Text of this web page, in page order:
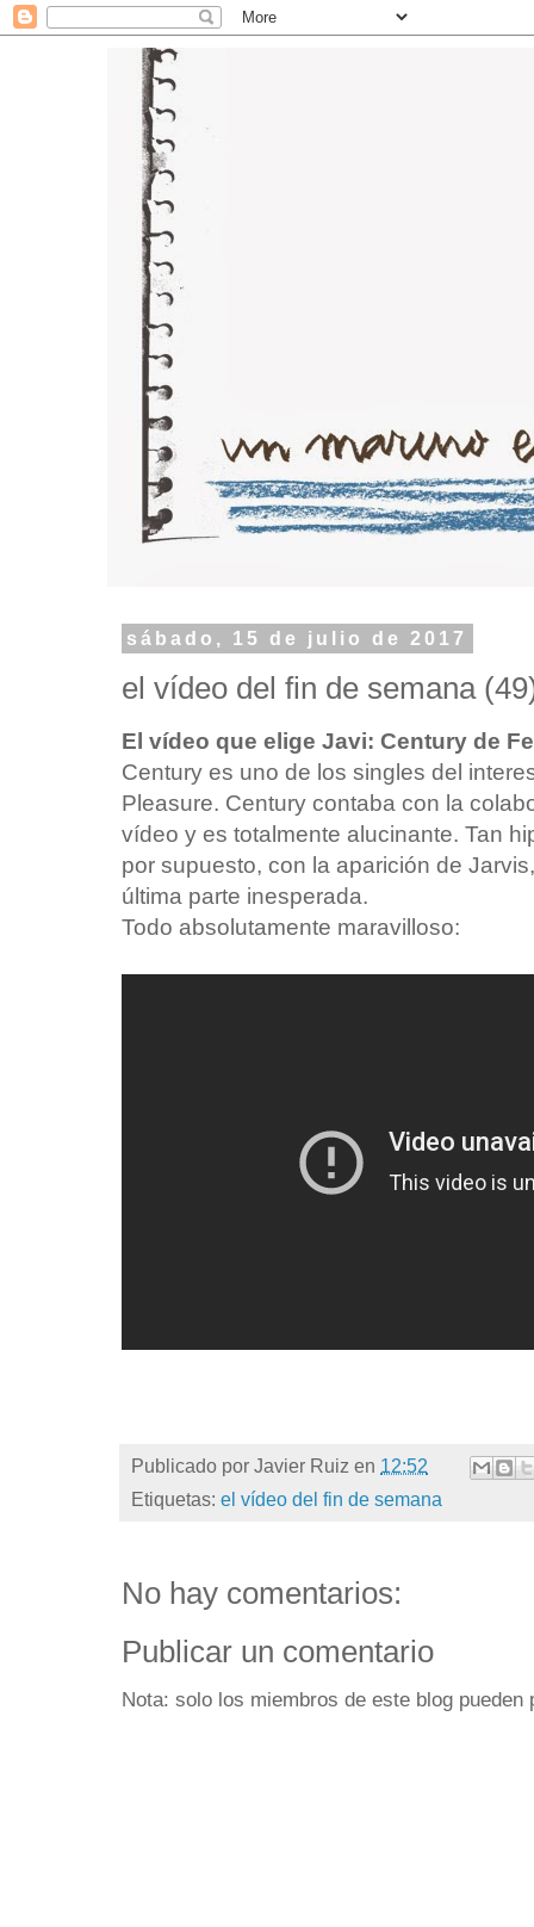
sábado, 15 de julio de 2017
el vídeo del fin de semana
El vídeo que elige Javi: Century de
Century es uno de los singles del
Pleasure. Century contaba con la
vídeo y es totalmente alucinante. Tan
por supuesto, con la aparición de
última parte inesperada.
Todo absolutamente maravilloso:
Publicado por Javier Ruiz en 12:52
Etiquetas: el vídeo del fin de semana
No hay comentarios:
Publicar un comentario
Nota: solo los miembros de este blog pueden